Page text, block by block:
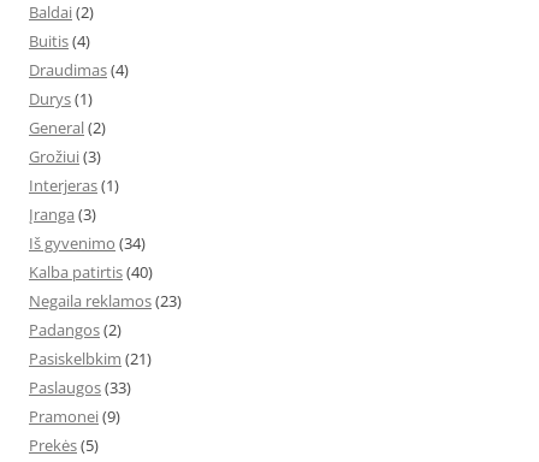
Baldai(2)
Buitis(4)
Draudimas(4)
Durys(1)
General(2)
Grožiui(3)
Interjeras(1)
Įranga (3)
Iš gyvenimo (34)
Kalba patirtis(40)
Negaila reklamos(23)
Padangos(2)
Pasiskelbkim (21)
Paslaugos(33)
Pramonei(9)
Prekės(5)